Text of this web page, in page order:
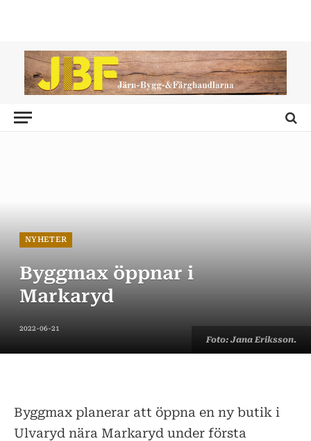
Foto: Jana Eriksson.
NYHETER
Byggmax öppnar i
Markaryd
2022-06-21
Byggmax planerar att öppna en ny butik i
Ulvaryd nära Markaryd under första